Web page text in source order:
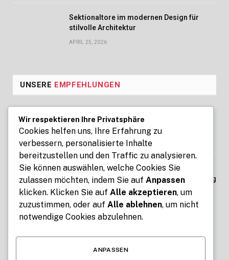
Sektionaltore im modernen Design für
stilvolle Architektur
APRIL 25, 2026
UNSERE EMPFEHLUNGEN
Seoul Business Trip Massage for
Professional Relaxation Services
AUGUST 7, 2026
Kennzeichen express: Digitale Kfz-
Zulassung ohne Termin und Behördengang
AUGUST 7, 2026
How Free Tools for Teachers and Students
Wir respektieren Ihre Privatsphäre
Cookies helfen uns, Ihre Erfahrung zu
verbessern, personalisierte Inhalte
bereitzustellen und den Traffic zu analysieren.
Sie können auswählen, welche Cookies Sie
zulassen möchten, indem Sie auf Anpassen
klicken. Klicken Sie auf Alle akzeptieren, um
zuzustimmen, oder auf Alle ablehnen, um nicht
notwendige Cookies abzulehnen.
ANPASSEN